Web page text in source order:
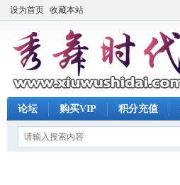
设为首页 收藏本站
论坛 购买VIP 积分充值